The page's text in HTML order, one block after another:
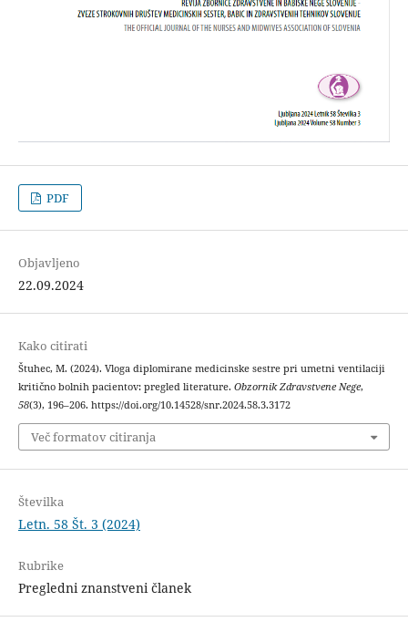
PDF
Objavljeno
22.09.2024
Kako citirati
Štuhec, M. (2024). Vloga diplomirane medicinske sestre pri umetni ventilaciji
kritično bolnih pacientov: pregled literature. Obzornik Zdravstvene Nege,
58(3), 196–206. https://doi.org/10.14528/snr.2024.58.3.3172
Več formatov citiranja
Številka
Letn. 58 Št. 3 (2024)
Rubrike
Pregledni znanstveni članek